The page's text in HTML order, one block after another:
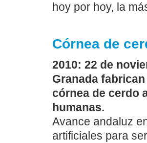
hoy por hoy, la
Córnea de
2010: 22 de
Granada
córnea de cerdo
humanas.
Avance andaluz
artificiales para